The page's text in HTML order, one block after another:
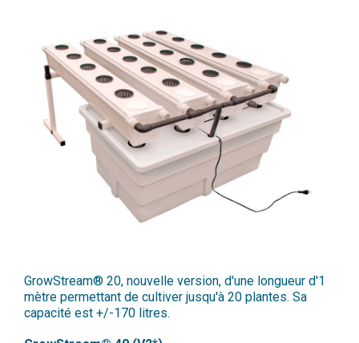
GrowStream® 20, nouvelle version, d'une longueur d'1
mètre permettant de cultiver jusqu'à 20 plantes. Sa
capacité est +/-170 litres.